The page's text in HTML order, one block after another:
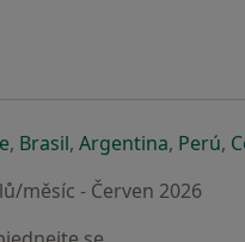
záložce
v nové záložce
se otevře v nové záložce
, Brasilse otevře v nové
, Argentinase
, Perúse
,
měsíc - Červen 2026